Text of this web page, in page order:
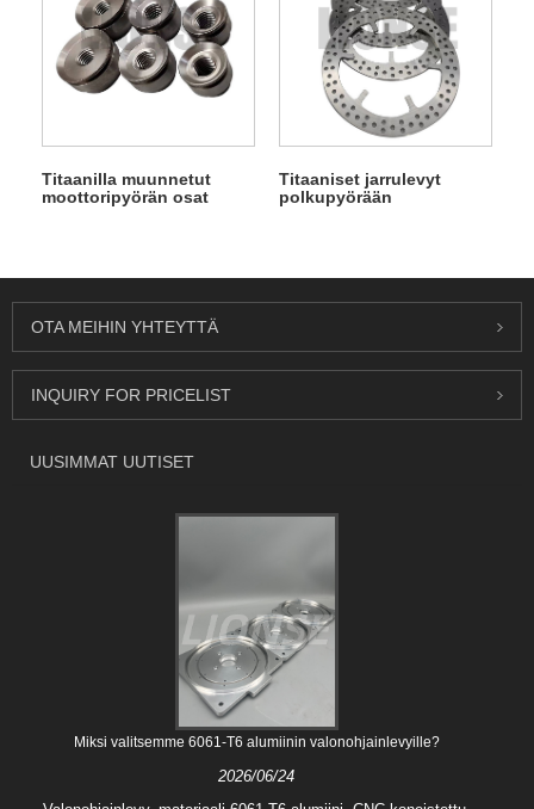
Titaanilla muunnetut
moottoripyörän osat
Titaaniset jarrulevyt
polkupyörään
OTA MEIHIN YHTEYTTÄ
INQUIRY FOR PRICELIST
UUSIMMAT UUTISET
Miksi valitsemme 6061-T6 alumiinin valonohjainlevyille?
2026/06/24